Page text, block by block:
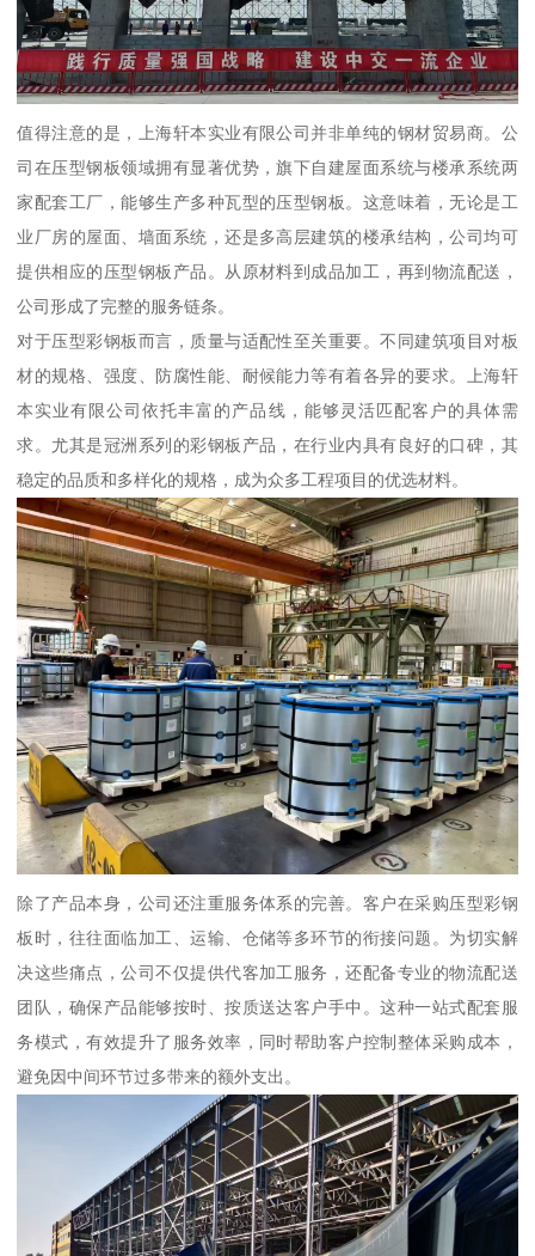
值得注意的是，上海轩本实业有限公司并非单纯的钢材贸易商。公
司在压型钢板领域拥有显著优势，旗下自建屋面系统与楼承系统两
家配套工厂，能够生产多种瓦型的压型钢板。这意味着，无论是工
业厂房的屋面、墙面系统，还是多高层建筑的楼承结构，公司均可
提供相应的压型钢板产品。从原材料到成品加工，再到物流配送，
公司形成了完整的服务链条。
对于压型彩钢板而言，质量与适配性至关重要。不同建筑项目对板
材的规格、强度、防腐性能、耐候能力等有着各异的要求。上海轩
本实业有限公司依托丰富的产品线，能够灵活匹配客户的具体需
求。尤其是冠洲系列的彩钢板产品，在行业内具有良好的口碑，其
稳定的品质和多样化的规格，成为众多工程项目的优选材料。
除了产品本身，公司还注重服务体系的完善。客户在采购压型彩钢
板时，往往面临加工、运输、仓储等多环节的衔接问题。为切实解
决这些痛点，公司不仅提供代客加工服务，还配备专业的物流配送
团队，确保产品能够按时、按质送达客户手中。这种一站式配套服
务模式，有效提升了服务效率，同时帮助客户控制整体采购成本，
避免因中间环节过多带来的额外支出。